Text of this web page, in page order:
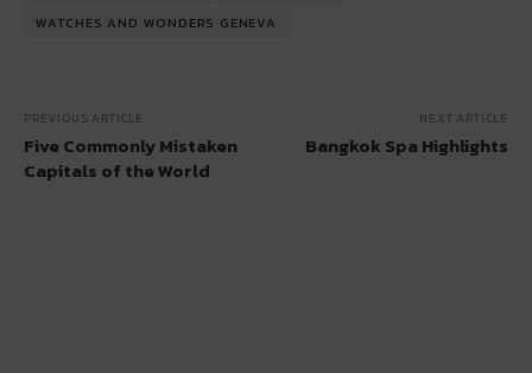
WATCHES AND WONDERS GENEVA
PREVIOUS ARTICLE
Five Commonly Mistaken
Capitals of the World
NEXT ARTICLE
Bangkok Spa Highlights